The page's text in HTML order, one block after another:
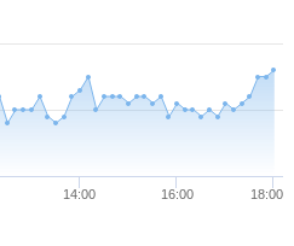
14:00 16:00 18:00